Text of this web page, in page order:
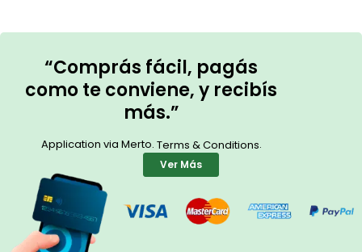
“Comprás fácil, pagás
como te conviene, y recibís
más.”
Application via Merto. Terms & Conditions.
Ver Más